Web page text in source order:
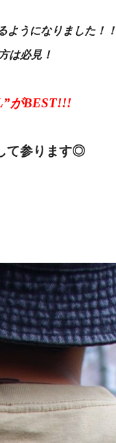
ようになりました！！
は必見！
がBEST!!!
て参ります◎